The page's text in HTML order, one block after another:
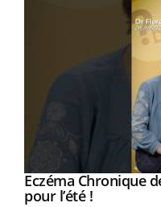
Youtube
Eczéma Chronique
pour l’été !Youtube